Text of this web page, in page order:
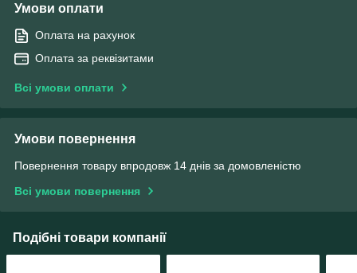
Умови оплати
Оплата на рахунок
Оплата за реквізитами
Всі умови оплати
Умови повернення
Повернення товару впродовж 14 днів за домовленістю
Всі умови повернення
Подібні товари компанії